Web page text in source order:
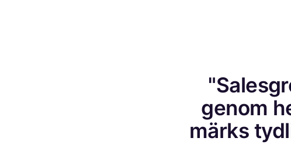
genom
märks